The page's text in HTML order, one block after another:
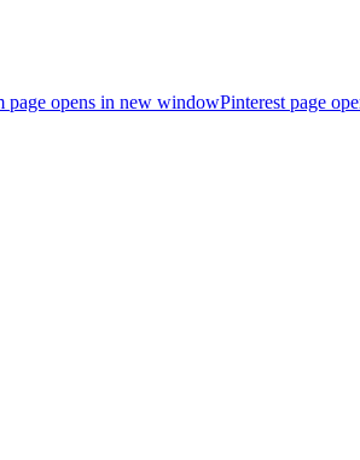
page opens in new windowPinterest page